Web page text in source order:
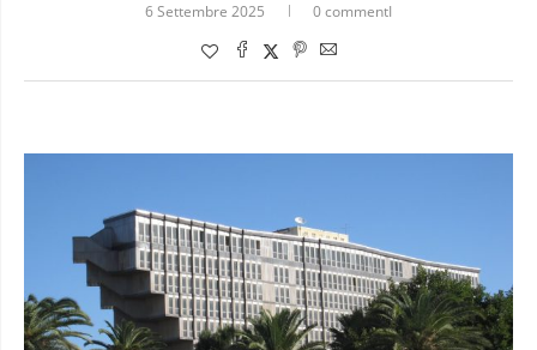
6 Settembre 2025 0 commentI